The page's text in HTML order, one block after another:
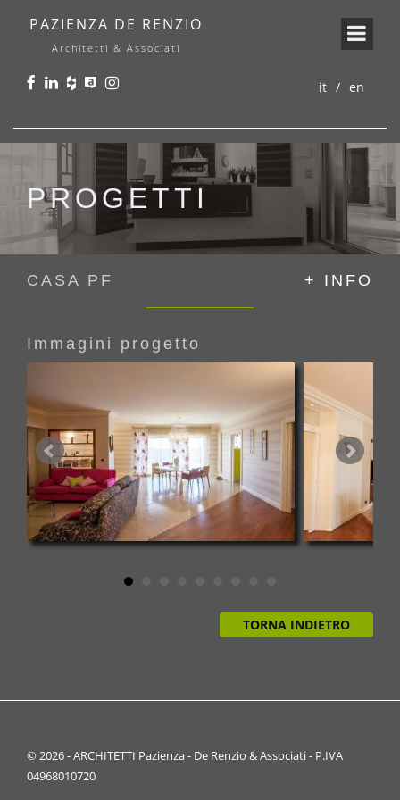
PAZIENZA DE RENZIO
Architetti & Associati
it en
PROGETTI
CASA PF + INFO
Immagini progetto
TORNA INDIETRO
© 2026 - ARCHITETTI Pazienza - De Renzio & Associati - P.IVA
04968010720